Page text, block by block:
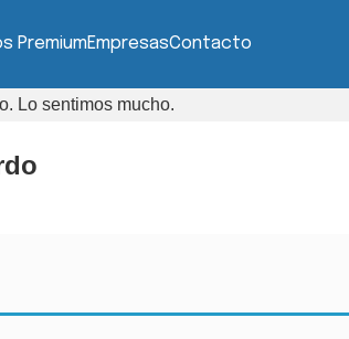
PremiumEmpresasContacto
Lo sentimos mucho.